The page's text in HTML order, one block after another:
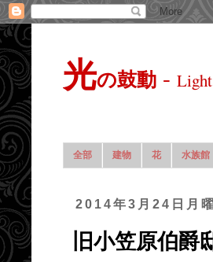
光の鼓動 -
全部 建物 花 水族館
2014年3月24日月曜
旧小笠原伯